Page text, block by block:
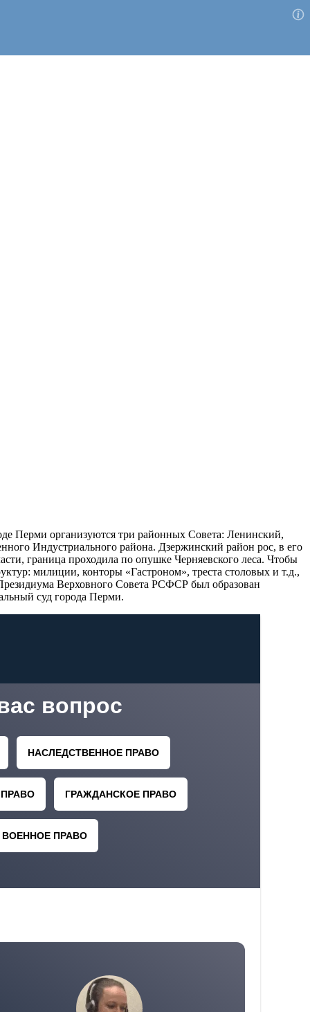
Перми организуются три районных Совета: Ленинский,
Индустриального района. Дзержинский район рос, в его
граница проходила по опушке Черняевского леса. Чтобы
милиции, конторы «Гастроном», треста столовых и т.д.,
Верховного Совета РСФСР был образован
суд города Перми.